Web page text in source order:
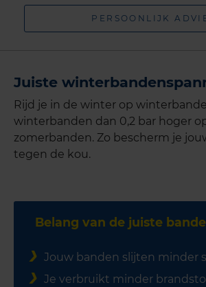
PERSOONLIJK
Juiste
Rijd je in de winter op
winterbanden dan 0,2 bar hoger
zomerbanden. Zo bescherm je
tegen de kou.
Belang van de juiste
Jouw banden slijten minder
Je verbruikt minder